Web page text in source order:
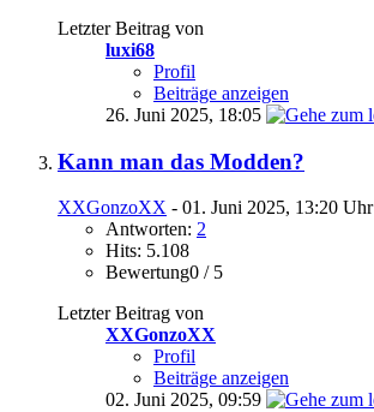
Letzter Beitrag von
luxi68
Profil
Beiträge anzeigen
26. Juni 2025, 18:05
Kann man das Modden?
XXGonzoXX - 01. Juni 2025, 13:20 Uhr
Antworten: 2
Hits: 5.108
Bewertung0 / 5
Letzter Beitrag von
XXGonzoXX
Profil
Beiträge anzeigen
02. Juni 2025, 09:59